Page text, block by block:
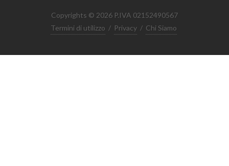
Copyrights © 2026 P.IVA 02152490567
Termini di utilizzo / Privacy / Chi Siamo